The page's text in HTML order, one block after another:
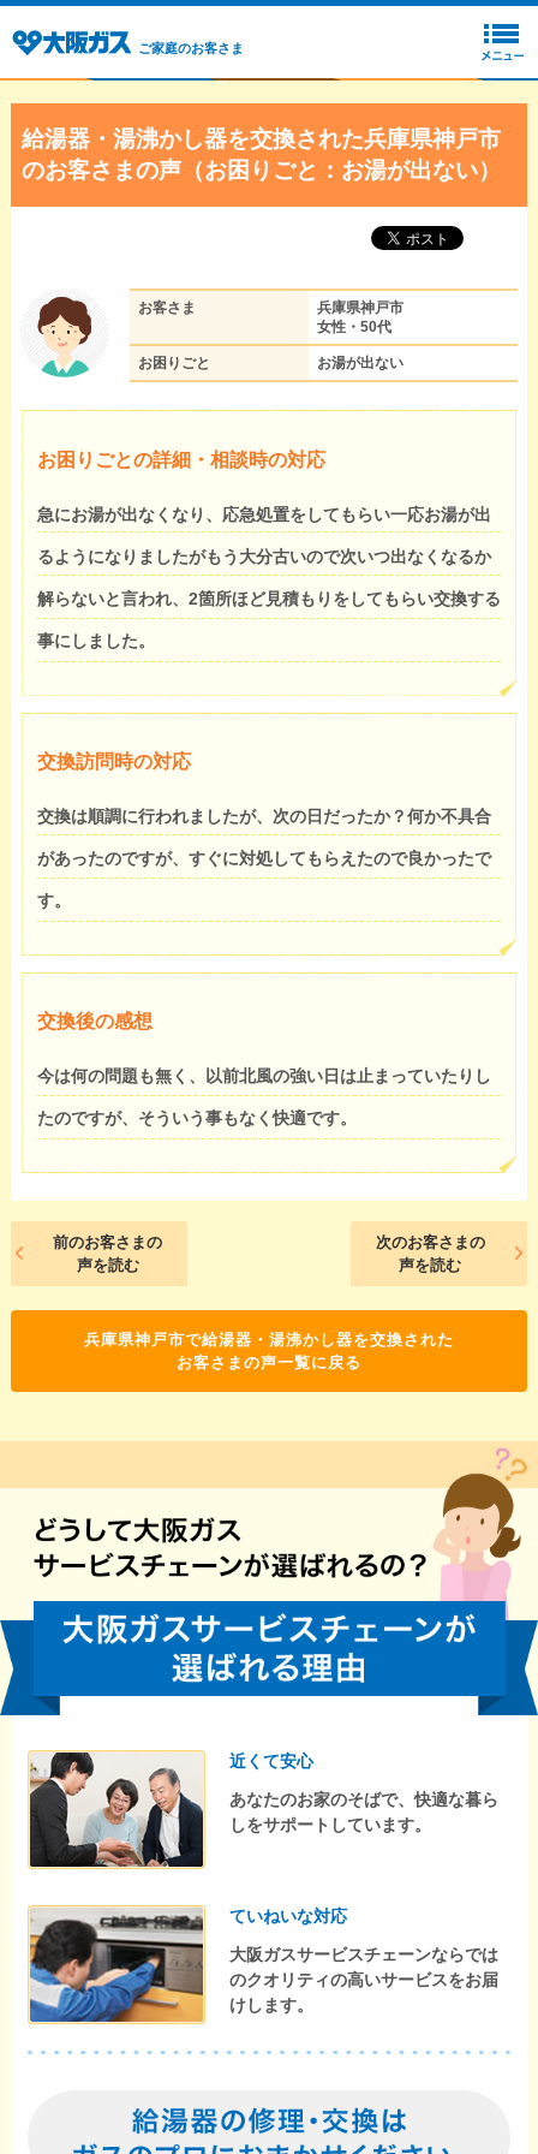
ご家庭のお客さま
給湯器・湯沸かし器を交換された兵庫県神戸市
のお客さまの声（お困りごと：お湯が出ない）
お客さま
兵庫県神戸市
女性・50代
お困りごと お湯が出ない
お困りごとの詳細・相談時の対応
急にお湯が出なくなり、応急処置をしてもらい一応お湯が出
るようになりましたがもう大分古いので次いつ出なくなるか
解らないと言われ、2箇所ほど見積もりをしてもらい交換する
事にしました。
交換訪問時の対応
交換は順調に行われましたが、次の日だったか？何か不具合
があったのですが、すぐに対処してもらえたので良かったで
す。
交換後の感想
今は何の問題も無く、以前北風の強い日は止まっていたりし
たのですが、そういう事もなく快適です。
前のお客さまの
声を読む
次のお客さまの
声を読む
兵庫県神戸市で給湯器・湯沸かし器を交換された
お客さまの声一覧に戻る
近くて安心
あなたのお家のそばで、快適な暮ら
しをサポートしています。
ていねいな対応
大阪ガスサービスチェーンならでは
のクオリティの高いサービスをお届
けします。